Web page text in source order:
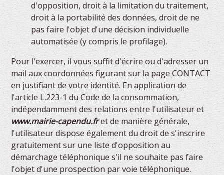
d'opposition, droit à la limitation du traitement,
droit à la portabilité des données, droit de ne
pas faire l'objet d'une décision individuelle
automatisée (y compris le profilage).
Pour l'exercer, il vous suffit d'écrire ou d'adresser un
mail aux coordonnées figurant sur la page CONTACT
en justifiant de votre identité. En application de
l'article L.223-1 du Code de la consommation,
indépendamment des relations entre l'utilisateur et
www.mairie-capendu.fret de manière générale,
l'utilisateur dispose également du droit de s'inscrire
gratuitement sur une liste d'opposition au
démarchage téléphonique s'il ne souhaite pas faire
l'objet d'une prospection par voie téléphonique.